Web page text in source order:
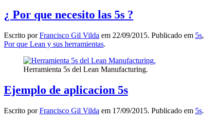
¿ Por que necesito las 5s ?
Escrito porFrancisco Gil Vilda em 22/09/2015. Publicado em 5s,
Por que Lean y sus herramientas.
Herramienta 5s del Lean Manufacturing.
Ejemplo de aplicacion 5s
Escrito porFrancisco Gil Vilda em 17/09/2015. Publicado em 5s.